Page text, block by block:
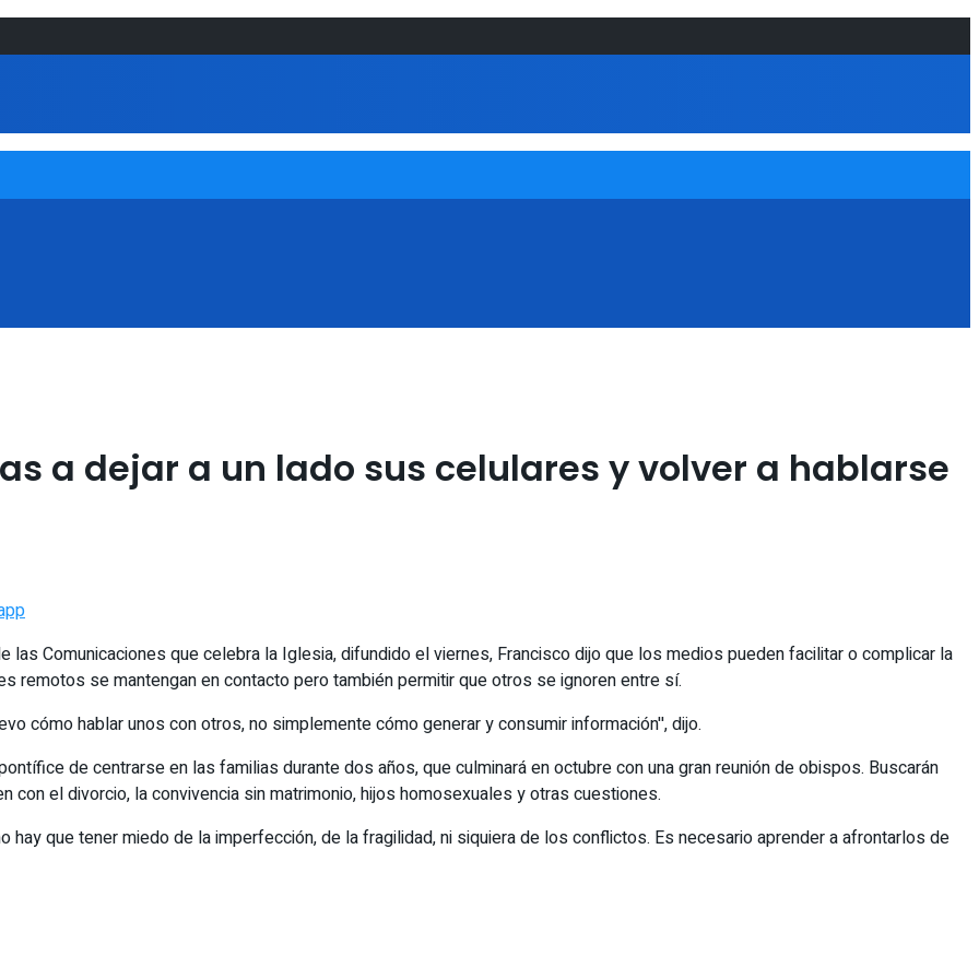
a dejar a un lado sus celulares y volver a hablarse
las Comunicaciones que celebra la Iglesia, difundido el viernes, Francisco dijo que los medios pueden facilitar o complicar la
remotos se mantengan en contacto pero también permitir que otros se ignoren entre sí.
cómo hablar unos con otros, no simplemente cómo generar y consumir información'', dijo.
de centrarse en las familias durante dos años, que culminará en octubre con una gran reunión de obispos. Buscarán
el divorcio, la convivencia sin matrimonio, hijos homosexuales y otras cuestiones.
que tener miedo de la imperfección, de la fragilidad, ni siquiera de los conflictos. Es necesario aprender a afrontarlos de